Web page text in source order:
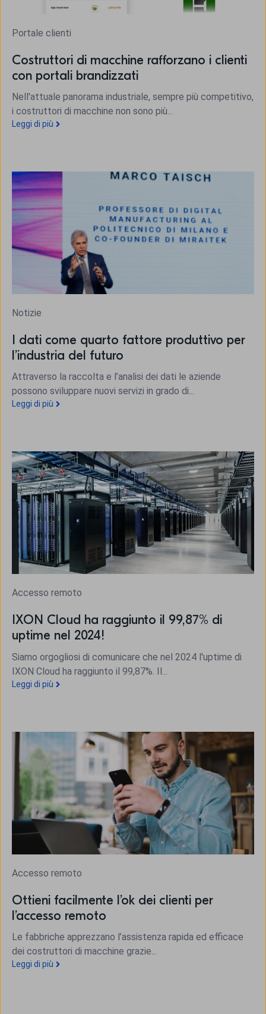
Portale clienti
Costruttori di macchine rafforzano i clienti
con portali brandizzati
Nell'attuale panorama industriale, sempre più competitivo,
i costruttori di macchine non sono più...
Leggi di più
Notizie
I dati come quarto fattore produttivo per
l’industria del futuro
Attraverso la raccolta e l’analisi dei dati le aziende
possono sviluppare nuovi servizi in grado di...
Leggi di più
Accesso remoto
IXON Cloud ha raggiunto il 99,87% di
uptime nel 2024!
Siamo orgogliosi di comunicare che nel 2024 l'uptime di
IXON Cloud ha raggiunto il 99,87%. Il...
Leggi di più
Accesso remoto
Ottieni facilmente l’ok dei clienti per
l’accesso remoto
Le fabbriche apprezzano l’assistenza rapida ed efficace
dei costruttori di macchine grazie...
Leggi di più